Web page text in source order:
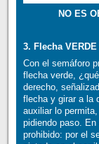
NO ES
3. Flecha
Con el semáforo
flecha verde,
derecho,
flecha y girar a la
auxiliar lo
pidiendo paso.
prohibido: por el